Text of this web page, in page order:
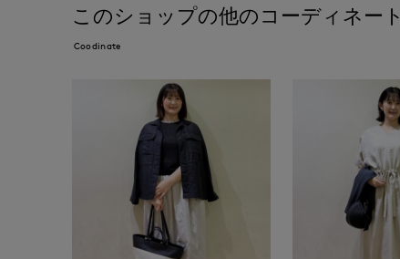
このショップの他のコーディネート
Coodinate